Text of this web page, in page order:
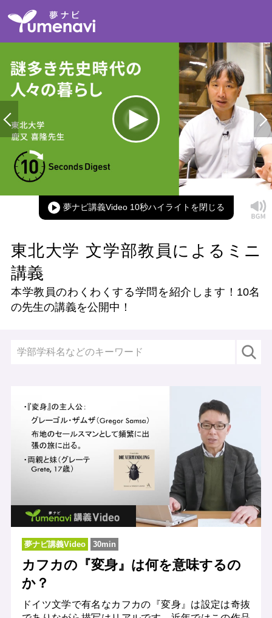
Time
in-
Picture
夢ナビ講義Video 10秒ハイライト
東北大学 文学部教員によるミニ
講義
本学教員のわくわくする学問を紹介します！ 10名
の先生の講義を公開中！
夢ナビ講義Video 30min
カフカの『変身』は何を意味するの
か？
ドイツ文学で有名なカフカの『変身』は設定は奇抜